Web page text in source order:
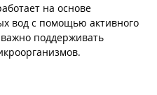
на основе
вод с помощью активного
поддерживать